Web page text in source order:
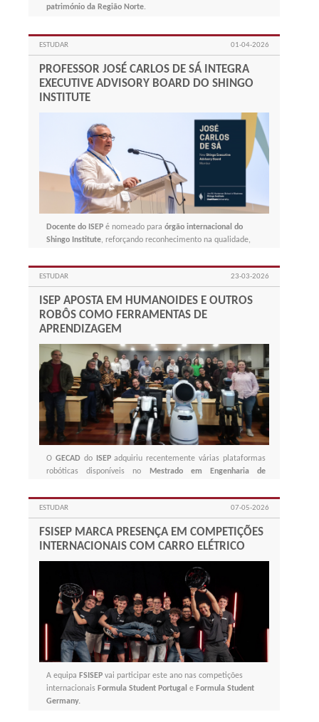
património da Região Norte.
ESTUDAR 01-04-2026
PROFESSOR JOSÉ CARLOS DE SÁ INTEGRA
EXECUTIVE ADVISORY BOARD DO SHINGO
INSTITUTE
Docente do ISEP é nomeado para órgão internacional do
Shingo Institute, reforçando reconhecimento na qualidade,
ESTUDAR 23-03-2026
ISEP APOSTA EM HUMANOIDES E OUTROS
ROBÔS COMO FERRAMENTAS DE
APRENDIZAGEM
O GECADdo ISEPadquiriu recentemente várias plataformas
robóticas disponíveis no
Mestrado em Engenharia de
ESTUDAR 07-05-2026
FSISEP MARCA PRESENÇA EM COMPETIÇÕES
INTERNACIONAIS COM CARRO ELÉTRICO
A equipa FSISEP vai participar este ano nas competições
internacionais Formula Student Portugal e Formula Student
Germany.